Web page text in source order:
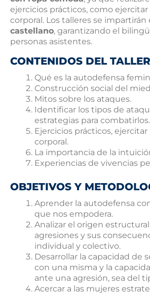
ejercicios prácticos, como
corporal. Los talleres se impartirán
castellano, garantizando el
personas asistentes.
CONTENIDOS DEL TALLER
Qué es la autodefensa
Construcción social del
Mitos sobre los ataques.
Identificar los tipos de
estrategias para combatirlos.
Ejercicios prácticos,
corporal.
La importancia de la
Experiencias de vivencias
OBJETIVOS Y
Aprender la autodefensa
que nos empodera.
Analizar el origen
agresiones y sus
individual y colectivo.
Desarrollar la capacidad de
con una misma y la
ante una agresión, sea del
Acercar a las mujeres